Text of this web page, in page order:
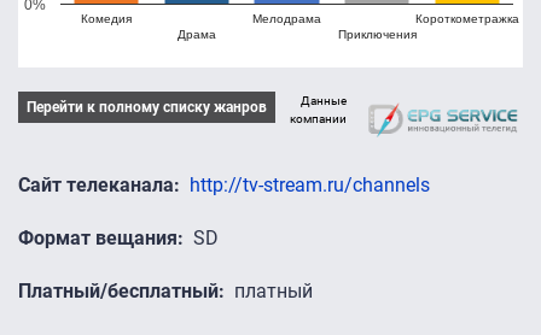
Комедия
Драма
Мелодрама
Приключения
Короткометражка
0%
Перейти к полному списку жанров
Данные
компании
Сайт телеканала http://tv-stream.ru/channels
Формат вещания SD
Платный/бесплатный платный